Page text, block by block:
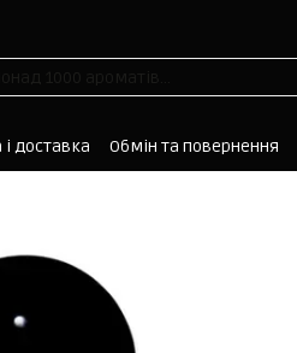
доставка Обмін та повернення